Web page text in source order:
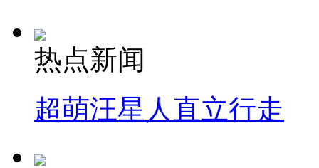
热点新闻
超萌汪星人直立行走